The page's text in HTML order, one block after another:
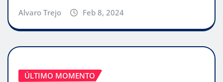
Alvaro Trejo Feb 8, 2024
ÚLTIMO MOMENTO